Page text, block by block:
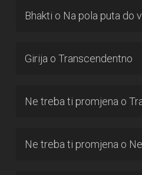
Bhakti o Na pola puta do
Girija o Transcendentno
Ne treba ti promjena o
Ne treba ti promjena o